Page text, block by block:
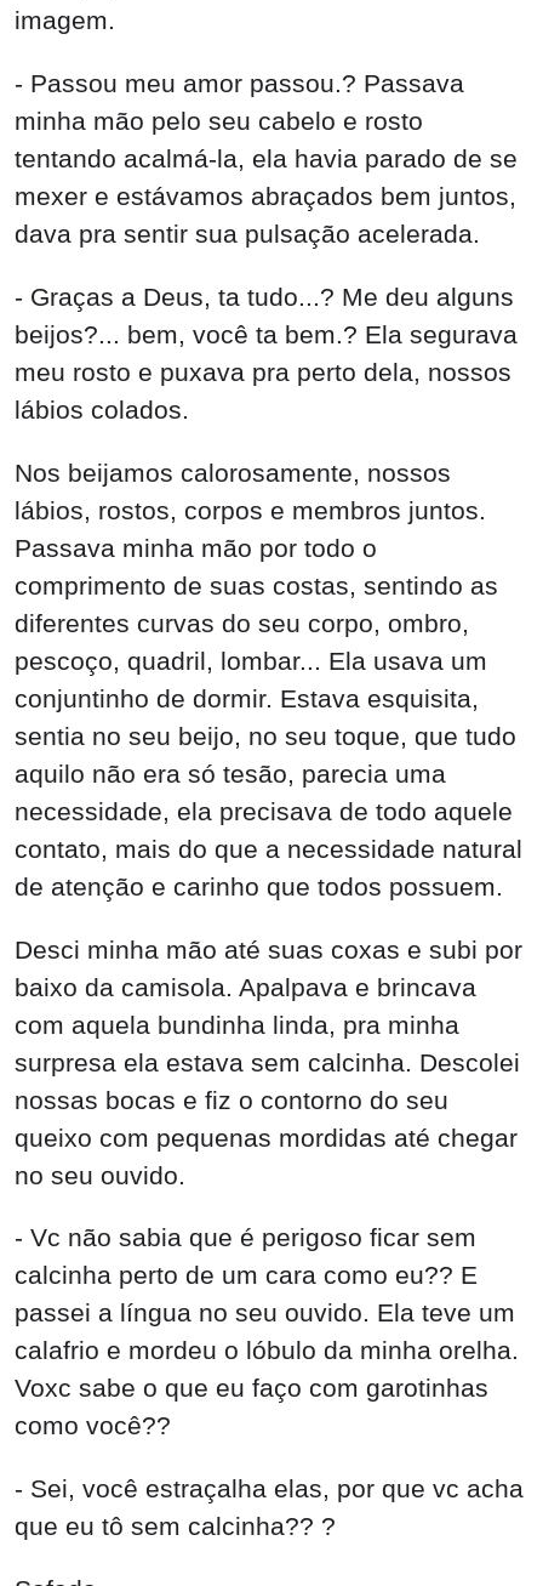
imagem.
- Passou meu amor passou.? Passava
minha mão pelo seu cabelo e rosto
tentando acalmá-la, ela havia parado de se
mexer e estávamos abraçados bem juntos,
dava pra sentir sua pulsação acelerada.
- Graças a Deus, ta tudo...? Me deu alguns
beijos?... bem, você ta bem.? Ela segurava
meu rosto e puxava pra perto dela, nossos
lábios colados.
Nos beijamos calorosamente, nossos
lábios, rostos, corpos e membros juntos.
Passava minha mão por todo o
comprimento de suas costas, sentindo as
diferentes curvas do seu corpo, ombro,
pescoço, quadril, lombar... Ela usava um
conjuntinho de dormir. Estava esquisita,
sentia no seu beijo, no seu toque, que tudo
aquilo não era só tesão, parecia uma
necessidade, ela precisava de todo aquele
contato, mais do que a necessidade natural
de atenção e carinho que todos possuem.
Desci minha mão até suas coxas e subi por
baixo da camisola. Apalpava e brincava
com aquela bundinha linda, pra minha
surpresa ela estava sem calcinha. Descolei
nossas bocas e fiz o contorno do seu
queixo com pequenas mordidas até chegar
no seu ouvido.
- Vc não sabia que é perigoso ficar sem
calcinha perto de um cara como eu?? E
passei a língua no seu ouvido. Ela teve um
calafrio e mordeu o lóbulo da minha orelha.
Voxc sabe o que eu faço com garotinhas
como você??
- Sei, você estraçalha elas, por que vc acha
que eu tô sem calcinha?? ?